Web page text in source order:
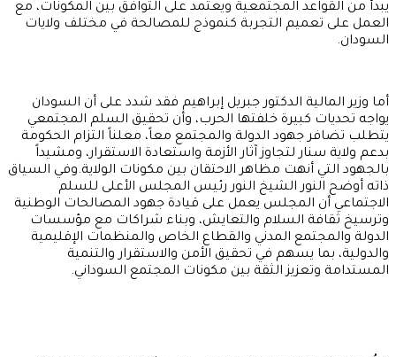
يبدأ من القواعد المجتمعية ويعتمد على التوافق بين المكونات، مع
العمل على تعميم التجربة كنموذج للمصالحة في مختلف ولايات
السودان.
أما وزير المالية الدكتور جبريل إبراهيم فقد شدد على أن السودان
يواجه تحديات كبيرة خلفتها الحرب، وأن تحقيق السلم المجتمعي
يتطلب تضافر جهود الدولة والمجتمع معاً، معلناً التزام الحكومة
بدعم ولاية سنار لتجاوز آثار الأزمة واستعادة الاستقرار، ومشيداً
بالجهود التي أنهت مظاهر الاحتقان بين مكونات الولاية.وفي السياق
ذاته أوضح النور الشيخ النور رئيس المجلس الأعلى للسلم
الاجتماعي أن المجلس يعمل على قيادة جهود المصالحات الوطنية
وترسيخ ثقافة السلام والتعايش، وبناء شراكات مع مؤسسات
الدولة والمجتمع المدني والقطاع الخاص والمنظمات الإقليمية
والدولية، بما يسهم في تحقيق الأمن والاستقرار والتنمية
المستدامة وتعزيز الثقة بين مكونات المجتمع السوداني.